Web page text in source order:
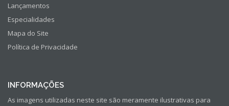
Lançamentos
Especialidades
Mapa do Site
Política de Privacidade
INFORMAÇÕES
As imagens utilizadas neste site são meramente ilustrativas para